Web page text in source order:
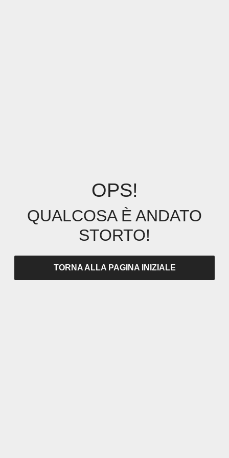
OPS!
QUALCOSA È ANDATO
STORTO!
TORNA ALLA PAGINA INIZIALE